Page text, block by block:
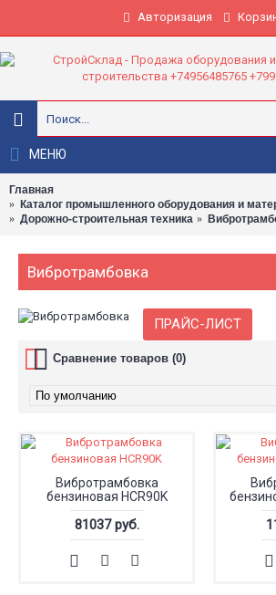
Авторизация
МЕНЮ
Главная
Каталог промышленного оборудования и
Дорожно-строительная техника
Вибротрамбовка
ПРАЙС-ЛИСТ
Сравнение товаров (0)
Вибротрамбовка
бензиновая HCR90K
81037 руб.